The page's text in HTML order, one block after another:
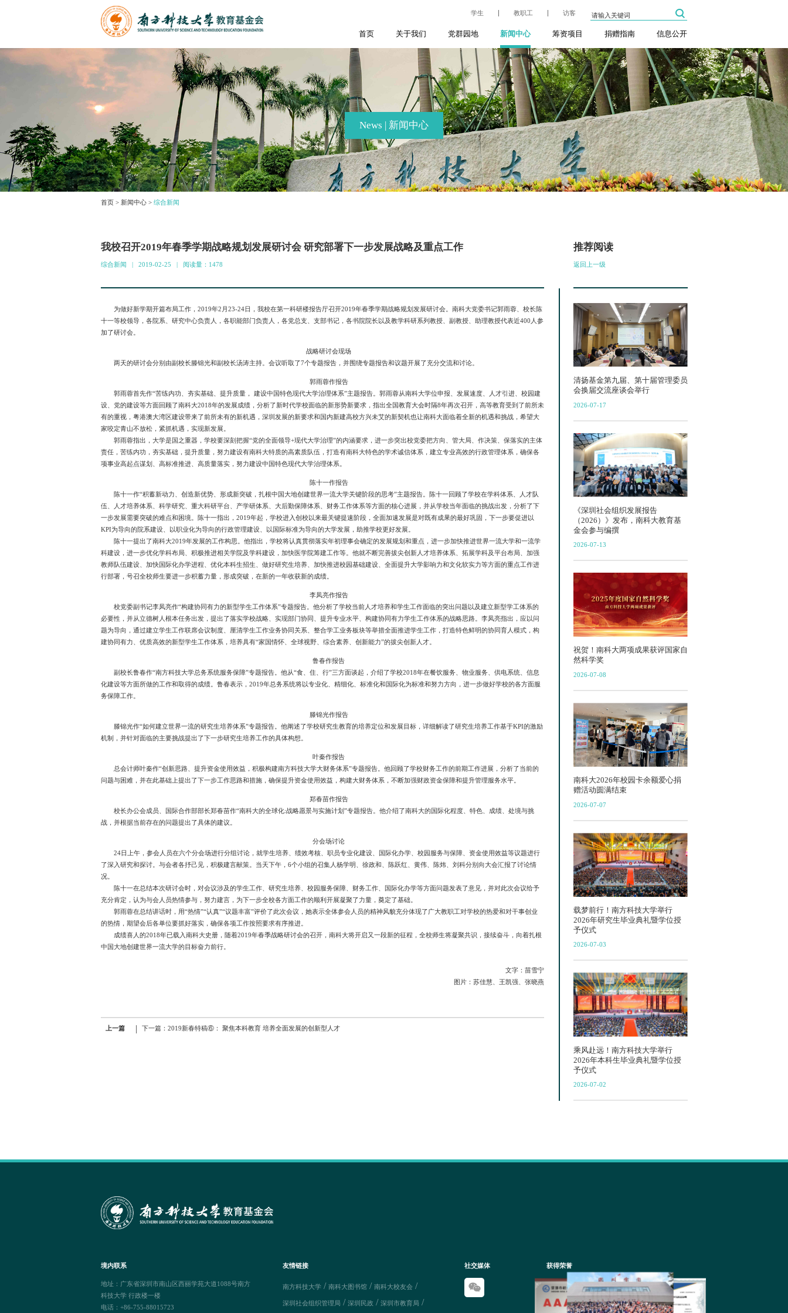
学生 教职工 访客
首页 关于我们 党群园地 新闻中心 筹资项目 捐赠指南 信息公开
News | 新闻中心
首页> 新闻中心> 综合新闻
我校召开2019年春季学期战略规划发展研讨会 研究部署下一步发展战略及重点工作
综合新闻 | 2019-02-25 | 阅读量：1478
为做好新学期开篇布局工作，2019年2月23-24日，我校在第一科研楼报告厅召开2019年春季学期战略规划发展研讨会。南科大党委书记郭雨蓉、校长陈
十一等校领导，各院系、研究中心负责人，各职能部门负责人，各党总支、支部书记，各书院院长以及教学科研系列教授、副教授、助理教授代表近400人参
加了研讨会。
战略研讨会现场
两天的研讨会分别由副校长滕锦光和副校长汤涛主持。会议听取了7个专题报告，并围绕专题报告和议题开展了充分交流和讨论。
郭雨蓉作报告
郭雨蓉首先作“苦练内功、夯实基础、提升质量， 建设中国特色现代大学治理体系”主题报告。郭雨蓉从南科大学位申报、发展速度、人才引进、校园建
设、党的建设等方面回顾了南科大2018年的发展成绩，分析了新时代学校面临的新形势新要求，指出全国教育大会时隔8年再次召开，高等教育受到了前所未
有的重视，粤港澳大湾区建设带来了前所未有的新机遇，深圳发展的新要求和国内新建高校方兴未艾的新契机也让南科大面临着全新的机遇和挑战，希望大
家咬定青山不放松，紧抓机遇，实现新发展。
郭雨蓉指出，大学是国之重器，学校要深刻把握“党的全面领导+现代大学治理”的内涵要求，进一步突出校党委把方向、管大局、作决策、保落实的主体
责任，苦练内功，夯实基础，提升质量，努力建设有南科大特质的高素质队伍，打造有南科大特色的学术诚信体系，建立专业高效的行政管理体系，确保各
项事业高起点谋划、高标准推进、高质量落实，努力建设中国特色现代大学治理体系。
陈十一作报告
陈十一作“积蓄新动力、创造新优势、形成新突破，扎根中国大地创建世界一流大学关键阶段的思考”主题报告。陈十一回顾了学校在学科体系、人才队
伍、人才培养体系、科学研究、重大科研平台、产学研体系、大后勤保障体系、财务工作体系等方面的核心进展，并从学校当年面临的挑战出发，分析了下
一步发展需要突破的难点和困境。陈十一指出，2019年起，学校进入创校以来最关键提速阶段，全面加速发展是对既有成果的最好巩固，下一步要促进以
KPI为导向的院系建设、以职业化为导向的行政管理建设、以国际标准为导向的大学发展，助推学校更好发展。
陈十一提出了南科大2019年发展的工作构思。他指出，学校将认真贯彻落实年初理事会确定的发展规划和重点，进一步加快推进世界一流大学和一流学
科建设，进一步优化学科布局、积极推进相关学院及学科建设，加快医学院筹建工作等。他就不断完善拔尖创新人才培养体系、拓展学科及平台布局、加强
教师队伍建设、加快国际化办学进程、优化本科生招生、做好研究生培养、加快推进校园基础建设、全面提升大学影响力和文化软实力等方面的重点工作进
行部署，号召全校师生要进一步积蓄力量，形成突破，在新的一年收获新的成绩。
李凤亮作报告
校党委副书记李凤亮作“构建协同有力的新型学生工作体系”专题报告。他分析了学校当前人才培养和学生工作面临的突出问题以及建立新型学工体系的
必要性，并从立德树人根本任务出发，提出了落实学校战略、实现部门协同、提升专业水平、构建协同有力学生工作体系的战略思路。李凤亮指出，应以问
题为导向，通过建立学生工作联席会议制度、厘清学生工作业务协同关系、整合学工业务板块等举措全面推进学生工作，打造特色鲜明的协同育人模式，构
建协同有力、优质高效的新型学生工作体系，培养具有“家国情怀、全球视野、综合素养、创新能力”的拔尖创新人才。
鲁春作报告
副校长鲁春作“南方科技大学总务系统服务保障”专题报告。他从“食、住、行”三方面谈起，介绍了学校2018年在餐饮服务、物业服务、供电系统、信息
化建设等方面所做的工作和取得的成绩。鲁春表示，2019年总务系统将以专业化、精细化、标准化和国际化为标准和努力方向，进一步做好学校的各方面服
务保障工作。
滕锦光作报告
滕锦光作“如何建立世界一流的研究生培养体系”专题报告。他阐述了学校研究生教育的培养定位和发展目标，详细解读了研究生培养工作基于KPI的激励
机制，并针对面临的主要挑战提出了下一步研究生培养工作的具体构想。
叶秦作报告
总会计师叶秦作“创新思路、提升资金使用效益，积极构建南方科技大学大财务体系”专题报告。他回顾了学校财务工作的前期工作进展，分析了当前的
问题与困难，并在此基础上提出了下一步工作思路和措施，确保提升资金使用效益，构建大财务体系，不断加强财政资金保障和提升管理服务水平。
郑春苗作报告
校长办公会成员、国际合作部部长郑春苗作“南科大的全球化:战略愿景与实施计划”专题报告。他介绍了南科大的国际化程度、特色、成绩、处境与挑
战，并根据当前存在的问题提出了具体的建议。
分会场讨论
24日上午，参会人员在六个分会场进行分组讨论，就学生培养、绩效考核、职员专业化建设、国际化办学、校园服务与保障、资金使用效益等议题进行
了深入研究和探讨。与会者各抒己见，积极建言献策。当天下午，6个小组的召集人杨学明、徐政和、陈跃红、黄伟、陈炜、刘科分别向大会汇报了讨论情
况。
陈十一在总结本次研讨会时，对会议涉及的学生工作、研究生培养、校园服务保障、财务工作、国际化办学等方面问题发表了意见，并对此次会议给予
充分肯定，认为与会人员热情参与，努力建言，为下一步全校各方面工作的顺利开展凝聚了力量，奠定了基础。
郭雨蓉在总结讲话时，用“热情”“认真”“议题丰富”评价了此次会议，她表示全体参会人员的精神风貌充分体现了广大教职工对学校的热爱和对干事创业
的热情，期望会后各单位要抓好落实，确保各项工作按照要求有序推进。
成绩喜人的2018年已载入南科大史册，随着2019年春季战略研讨会的召开，南科大将开启又一段新的征程，全校师生将凝聚共识，接续奋斗，向着扎根
中国大地创建世界一流大学的目标奋力前行。
文字：苗雪宁
图片：苏佳慧、王凯强、张晓燕
上一篇 | 下一篇：2019新春特稿⑥： 聚焦本科教育 培养全面发展的创新型人才
推荐阅读
返回上一级
清扬基金第九届、第十届管理委员
会换届交流座谈会举行
2026-07-17
《深圳社会组织发展报告
（2026）》发布，南科大教育基
金会参与编撰
2026-07-13
祝贺！南科大两项成果获评国家自
然科学奖
2026-07-08
南科大2026年校园卡余额爱心捐
赠活动圆满结束
2026-07-07
载梦前行！南方科技大学举行
2026年研究生毕业典礼暨学位授
予仪式
2026-07-03
乘风赴远！南方科技大学举行
2026年本科生毕业典礼暨学位授
予仪式
2026-07-02
境内联系
地址：广东省深圳市南山区西丽学苑大道1088号南方
科技大学 行政楼一楼
电话：+86-755-88015723
友情链接
南方科技大学/ 南科大图书馆/ 南科大校友会 /
深圳社会组织管理局 / 深圳民政 / 深圳市教育局 /
社交媒体 获得荣誉